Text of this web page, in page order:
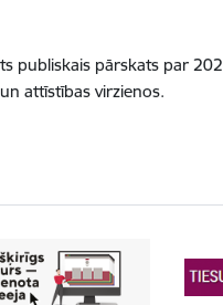
publiskais pārskats par
attīstības virzienos.